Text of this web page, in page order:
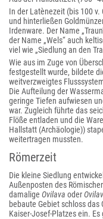
In der Latènezeit (bis 100
und hinterließen
Irdenware. Der Name
der Name „Wels“ auch
viel wie „Siedlung an den
Wie aus im Zuge von
festgestellt wurde, bildete
weitverzweigtes
Die Aufteilung der
geringe Tiefen aufwiesen
war. Zugleich führte das
Flöße entladen und die
Hallstatt (Archäologie))
weitertragen mussten.
Römerzeit
Die kleine Siedlung
Außenposten des
damalige Ovilava oder
bebaute Gebiet schloss
Kaiser-Josef-Platzes ein.